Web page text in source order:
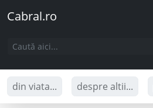
Cabral.ro
din viata... despre altii...